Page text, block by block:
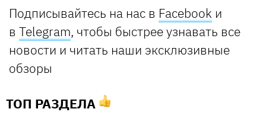
Подписывайтесь на нас в Facebook и
в Telegram, чтобы быстрее узнавать все
новости и читать наши эксклюзивные
обзоры
ТОП РАЗДЕЛА